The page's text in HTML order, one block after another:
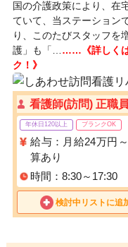
国の介護政策により、在
ていて、当ステーション
り、このたびスタッフを
護」も「… ……《詳しくは
ク！》
看護師(訪問) 正職員
年休日120以上 ブランクOK
給与：月給24万
算あり
時間：8:30～17:30
検討中リストに追